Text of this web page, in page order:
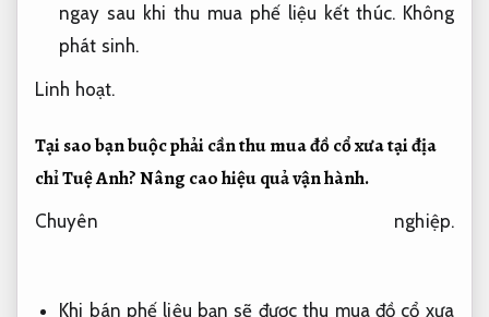
ngay sau khi thu mua phế liệu kết thúc. Không
phát sinh.
Linh hoạt.
Tại sao bạn buộc phải cần thu mua đồ cổ xưa tại địa
chỉ Tuệ Anh?Nâng cao hiệu quả vận hành.
Chuyên nghiệp.
Khi bán phế liệu bạn sẽ đượcthu mua đồ cổ xưa